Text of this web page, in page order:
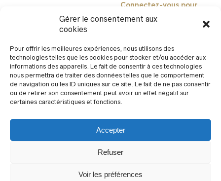
Gérer le consentement aux
cookies
Pour offrir les meilleures expériences, nous utilisons des
technologies telles que les cookies pour stocker et/ou accéder aux
informations des appareils. Le fait de consentir à ces technologies
nous permettra de traiter des données telles que le comportement
de navigation ou les ID uniques sur ce site. Le fait de ne pas consentir
ou de retirer son consentement peut avoir un effet négatif sur
certaines caractéristiques et fonctions.
Accepter
Refuser
Voir les préférences
pliant : verres polarisants
voir les prix
Connectez-vous pour
voir les prix